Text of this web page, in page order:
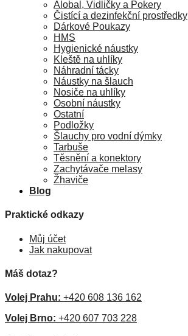
Alobal, Vidličky a Pokery
Čistící a dezinfekční prostředky
Dárkové Poukazy
HMS
Hygienické náustky
Kleště na uhlíky
Náhradní tácky
Náustky na šlauch
Nosiče na uhlíky
Osobní náustky
Ostatní
Podložky
Šlauchy pro vodní dýmky
Tarbuše
Těsnění a konektory
Zachytávače melasy
Žhaviče
Blog
Praktické odkazy
Můj účet
Jak nakupovat
Máš dotaz?
Volej Prahu: +420 608 136 162
Volej Brno: +420 607 703 228